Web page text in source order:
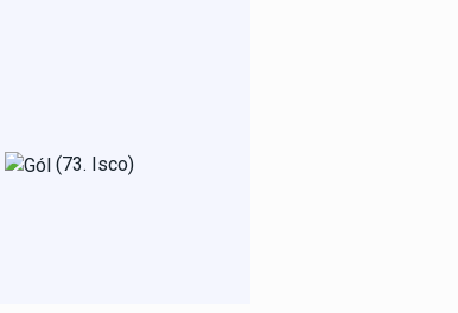
(73. Isco)